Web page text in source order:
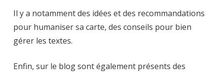
Il y a notamment des idées et des recommandations
pour humaniser sa carte, des conseils pour bien
gérer les textes.
Enfin, sur le blog sont également présents des